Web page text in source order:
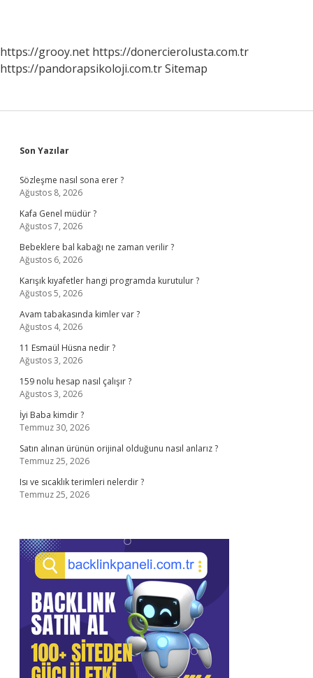
https://grooy.net https://donercierolusta.com.tr
https://pandorapsikoloji.com.trSitemap
Sidebar
Son Yazılar
Sözleşme nasıl sona erer ?
Ağustos 8, 2026
Kafa Genel müdür ?
Ağustos 7, 2026
Bebeklere bal kabağı ne zaman verilir ?
Ağustos 6, 2026
Karışık kıyafetler hangi programda kurutulur ?
Ağustos 5, 2026
Avam tabakasında kimler var ?
Ağustos 4, 2026
11 Esmaül Hüsna nedir ?
Ağustos 3, 2026
159 nolu hesap nasıl çalışır ?
Ağustos 3, 2026
İyi Baba kimdir ?
Temmuz 30, 2026
Satın alınan ürünün orijinal olduğunu nasıl anlarız ?
Temmuz 25, 2026
Isı ve sıcaklık terimleri nelerdir ?
Temmuz 25, 2026